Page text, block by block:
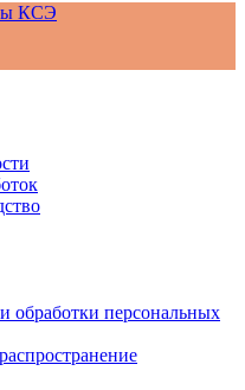
КСЭ
обработки персональных